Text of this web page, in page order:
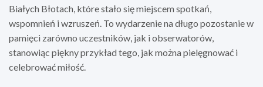
Białych Błotach, które stało się miejscem spotkań,
wspomnień i wzruszeń. To wydarzenie na długo pozostanie w
pamięci zarówno uczestników, jak i obserwatorów,
stanowiąc piękny przykład tego, jak można pielęgnować i
celebrować miłość.